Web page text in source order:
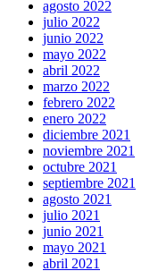
agosto 2022
julio 2022
junio 2022
mayo 2022
abril 2022
marzo 2022
febrero 2022
enero 2022
diciembre 2021
noviembre 2021
octubre 2021
septiembre 2021
agosto 2021
julio 2021
junio 2021
mayo 2021
abril 2021